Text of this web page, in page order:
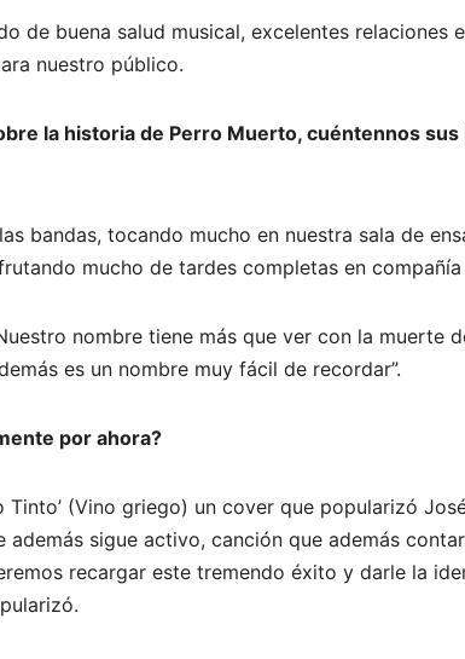
de buena salud musical, excelentes relaciones
nuestro público.
la historia de Perro Muerto, cuéntennos
bandas, tocando mucho en nuestra sala de
mucho de tardes completas en
nombre tiene más que ver con la muerte
es un nombre muy fácil de recordar”.
por ahora?
Tinto’ (Vino griego) un cover que popularizó
además sigue activo, canción que además
recargar este tremendo éxito y darle la